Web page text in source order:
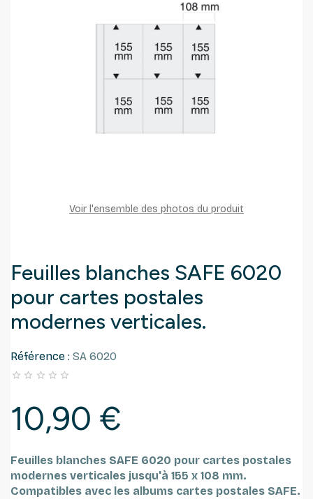
Voir l'ensemble des photos du produit
Feuilles blanches SAFE 6020
pour cartes postales
modernes verticales.
Référence : SA 6020
    
10,90 €
Feuilles blanches SAFE 6020 pour cartes postales
modernes verticales jusqu'à 155 x 108 mm.
Compatibles avec les albums cartes postales SAFE.